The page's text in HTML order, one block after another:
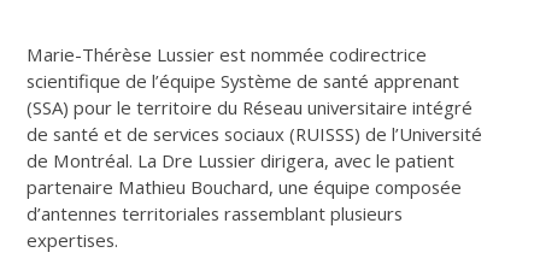
Marie-Thérèse Lussier est nommée codirectrice
scientifique de l’équipe Système de santé apprenant
(SSA) pour le territoire du Réseau universitaire intégré
de santé et de services sociaux (RUISSS) de l’Université
de Montréal. La Dre Lussier dirigera, avec le patient
partenaire Mathieu Bouchard, une équipe composée
d’antennes territoriales rassemblant plusieurs
expertises.